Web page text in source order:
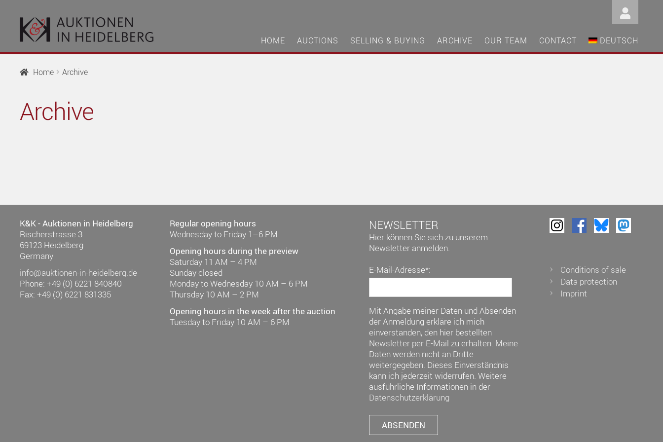
to
navigation
to
content
HOME AUCTIONS SELLING & BUYING ARCHIVE OUR TEAM CONTACT DEUTSCH
Home Archive
Archive
K&K - Auktionen in Heidelberg
Rischerstrasse 3
69123 Heidelberg
Germany
info@auktionen-in-heidelberg.de
Phone: +49 (0) 6221 840840
Fax: +49 (0) 6221 831335
Regular opening hours
Wednesday to Friday 1–6 PM
Opening hours during the preview
Saturday 11 AM – 4 PM
Sunday closed
Monday to Wednesday 10 AM – 6 PM
Thursday 10 AM – 2 PM
Opening hours in the week after the auction
Tuesday to Friday 10 AM – 6 PM
NEWSLETTER
Hier können Sie sich zu unserem
Newsletter anmelden.
E-Mail-Adresse*:
Mit Angabe meiner Daten und Absenden
der Anmeldung erkläre ich mich
einverstanden, den hier bestellten
Newsletter per E-Mail zu erhalten. Meine
Daten werden nicht an Dritte
weitergegeben. Dieses Einverständnis
kann ich jederzeit widerrufen. Weitere
ausführliche Informationen in der
Datenschutzerklärung
Conditions of sale
Data protection
Imprint